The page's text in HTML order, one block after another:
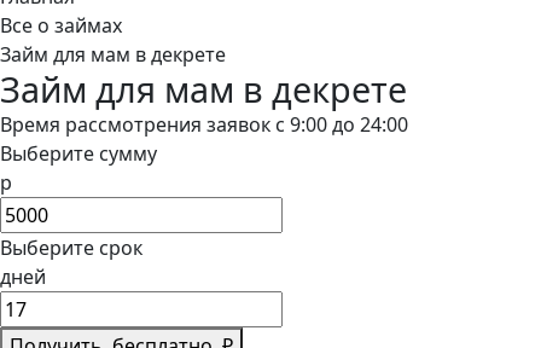
Все о займах
Займ для мам в декрете
Займ для мам в декрете
Время рассмотрения заявок с 9:00 до 24:00
Выберите сумму
р
Выберите срок
дней